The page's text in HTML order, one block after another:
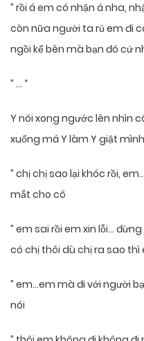
” rồi á em có nhận á nha,
còn nữa người ta rủ em đi
ngồi kế bên mà bạn đó cứ
” … “
Y nói xong ngước lên nhìn
xuống má Y làm Y giật
” chị chị sao lại khóc rồi,
mắt cho cô
” em sai rồi em xin lỗi…
có chị thôi dù chị ra sao thì
” em…em mà đi với người
nói